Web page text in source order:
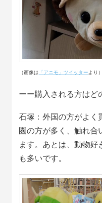
（画像は 「アニモ」ツイッター より）
ーー購入される方はど
石塚：外国の方がよく
圏の方が多く、触れ合
ます。あとは、動物好
も多いです。